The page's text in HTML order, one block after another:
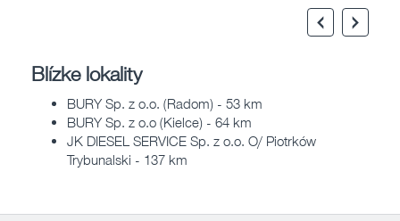
Blízke lokality
BURY Sp. z o.o. (Radom) - 53 km
BURY Sp. z o.o (Kielce) - 64 km
JK DIESEL SERVICE Sp. z o.o. O/ Piotrków
Trybunalski - 137 km